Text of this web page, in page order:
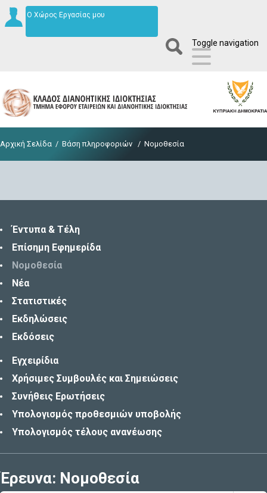
Ο Χώρος Εργασίας μου
Toggle navigation
Αρχική Σελίδα / Βάση πληροφοριών / Νομοθεσία
Έντυπα & Τέλη
Επίσημη Εφημερίδα
Νομοθεσία
Νέα
Στατιστικές
Εκδηλώσεις
Εκδόσεις
Εγχειρίδια
Χρήσιμες Συμβουλές και Σημειώσεις
Συνήθεις Ερωτήσεις
Υπολογισμός προθεσμιών υποβολής
Υπολογισμός τέλους ανανέωσης
Έρευνα: Νομοθεσία